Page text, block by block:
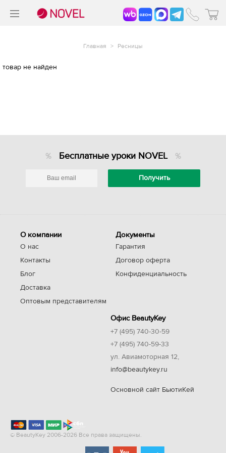
Главная > Ресницы
товар не найден
Бесплатные уроки NOVEL
О компании
О нас
Контакты
Блог
Доставка
Оптовым представителям
Документы
Гарантия
Договор оферта
Конфиденциальность
Офис BeautyKey
+7 (495) 740-30-59
+7 (495) 740-59-33
ул. Авиамоторная 12,
info@beautykey.ru
Основной сайт БьютиКей
© BeautyKey 2006-2026 Все права защищены.